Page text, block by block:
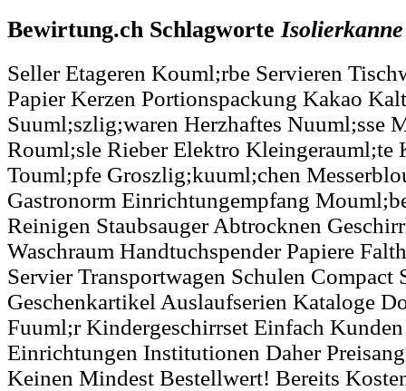
Bewirtung.ch SchlagworteIsolierkanne
Seller Etageren Kouml;rbe Servieren
Papier Kerzen Portionspackung Kakao
Suuml;szlig;waren Herzhaftes Nuuml;sse
Rouml;sle Rieber Elektro Kleingerauml;te
Touml;pfe Groszlig;kuuml;chen
Gastronorm Einrichtungempfang
Reinigen Staubsauger Abtrocknen
Waschraum Handtuchspender Papiere
Servier Transportwagen Schulen Compact
Geschenkartikel Auslaufserien Kataloge
Fuuml;r Kindergeschirrset Einfach
Einrichtungen Institutionen Daher
Keinen Mindest Bestellwert! Bereits